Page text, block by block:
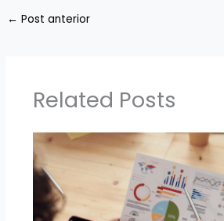
← Post anterior
Related Posts